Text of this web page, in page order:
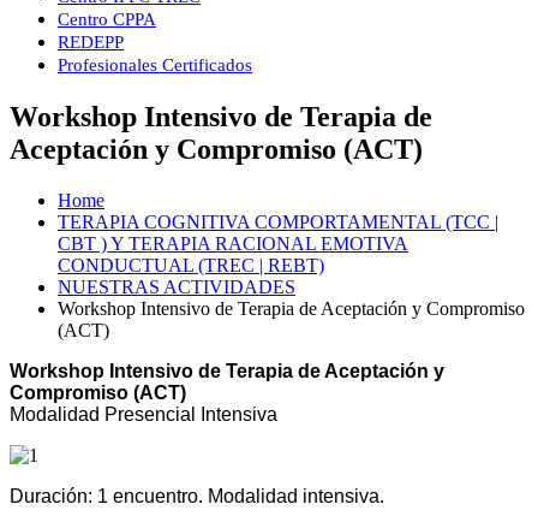
Centro CPPA
REDEPP
Profesionales Certificados
Workshop Intensivo de Terapia de
Aceptación y Compromiso (ACT)
Home
TERAPIA COGNITIVA COMPORTAMENTAL (TCC |
CBT ) Y TERAPIA RACIONAL EMOTIVA
CONDUCTUAL (TREC | REBT)
NUESTRAS ACTIVIDADES
Workshop Intensivo de Terapia de Aceptación y Compromiso
(ACT)
Workshop Intensivo de Terapia de Aceptación y
Compromiso (ACT)
Modalidad Presencial Intensiva
Duración: 1 encuentro. Modalidad intensiva.